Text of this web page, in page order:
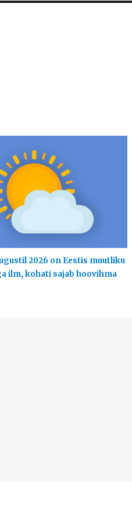
2026 on Eestis muutliku
ilm, kohati sajab hoovihma